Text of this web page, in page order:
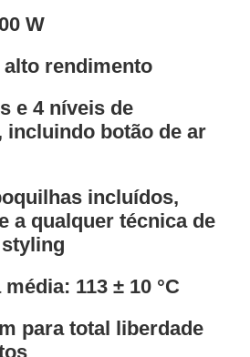
W
alto rendimento
e 4 níveis de
incluindo botão de ar
incluídos,
a qualquer técnica de
média: 113 ± 10 °C
para total liberdade